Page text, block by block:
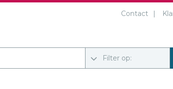
Contact
Filter op: